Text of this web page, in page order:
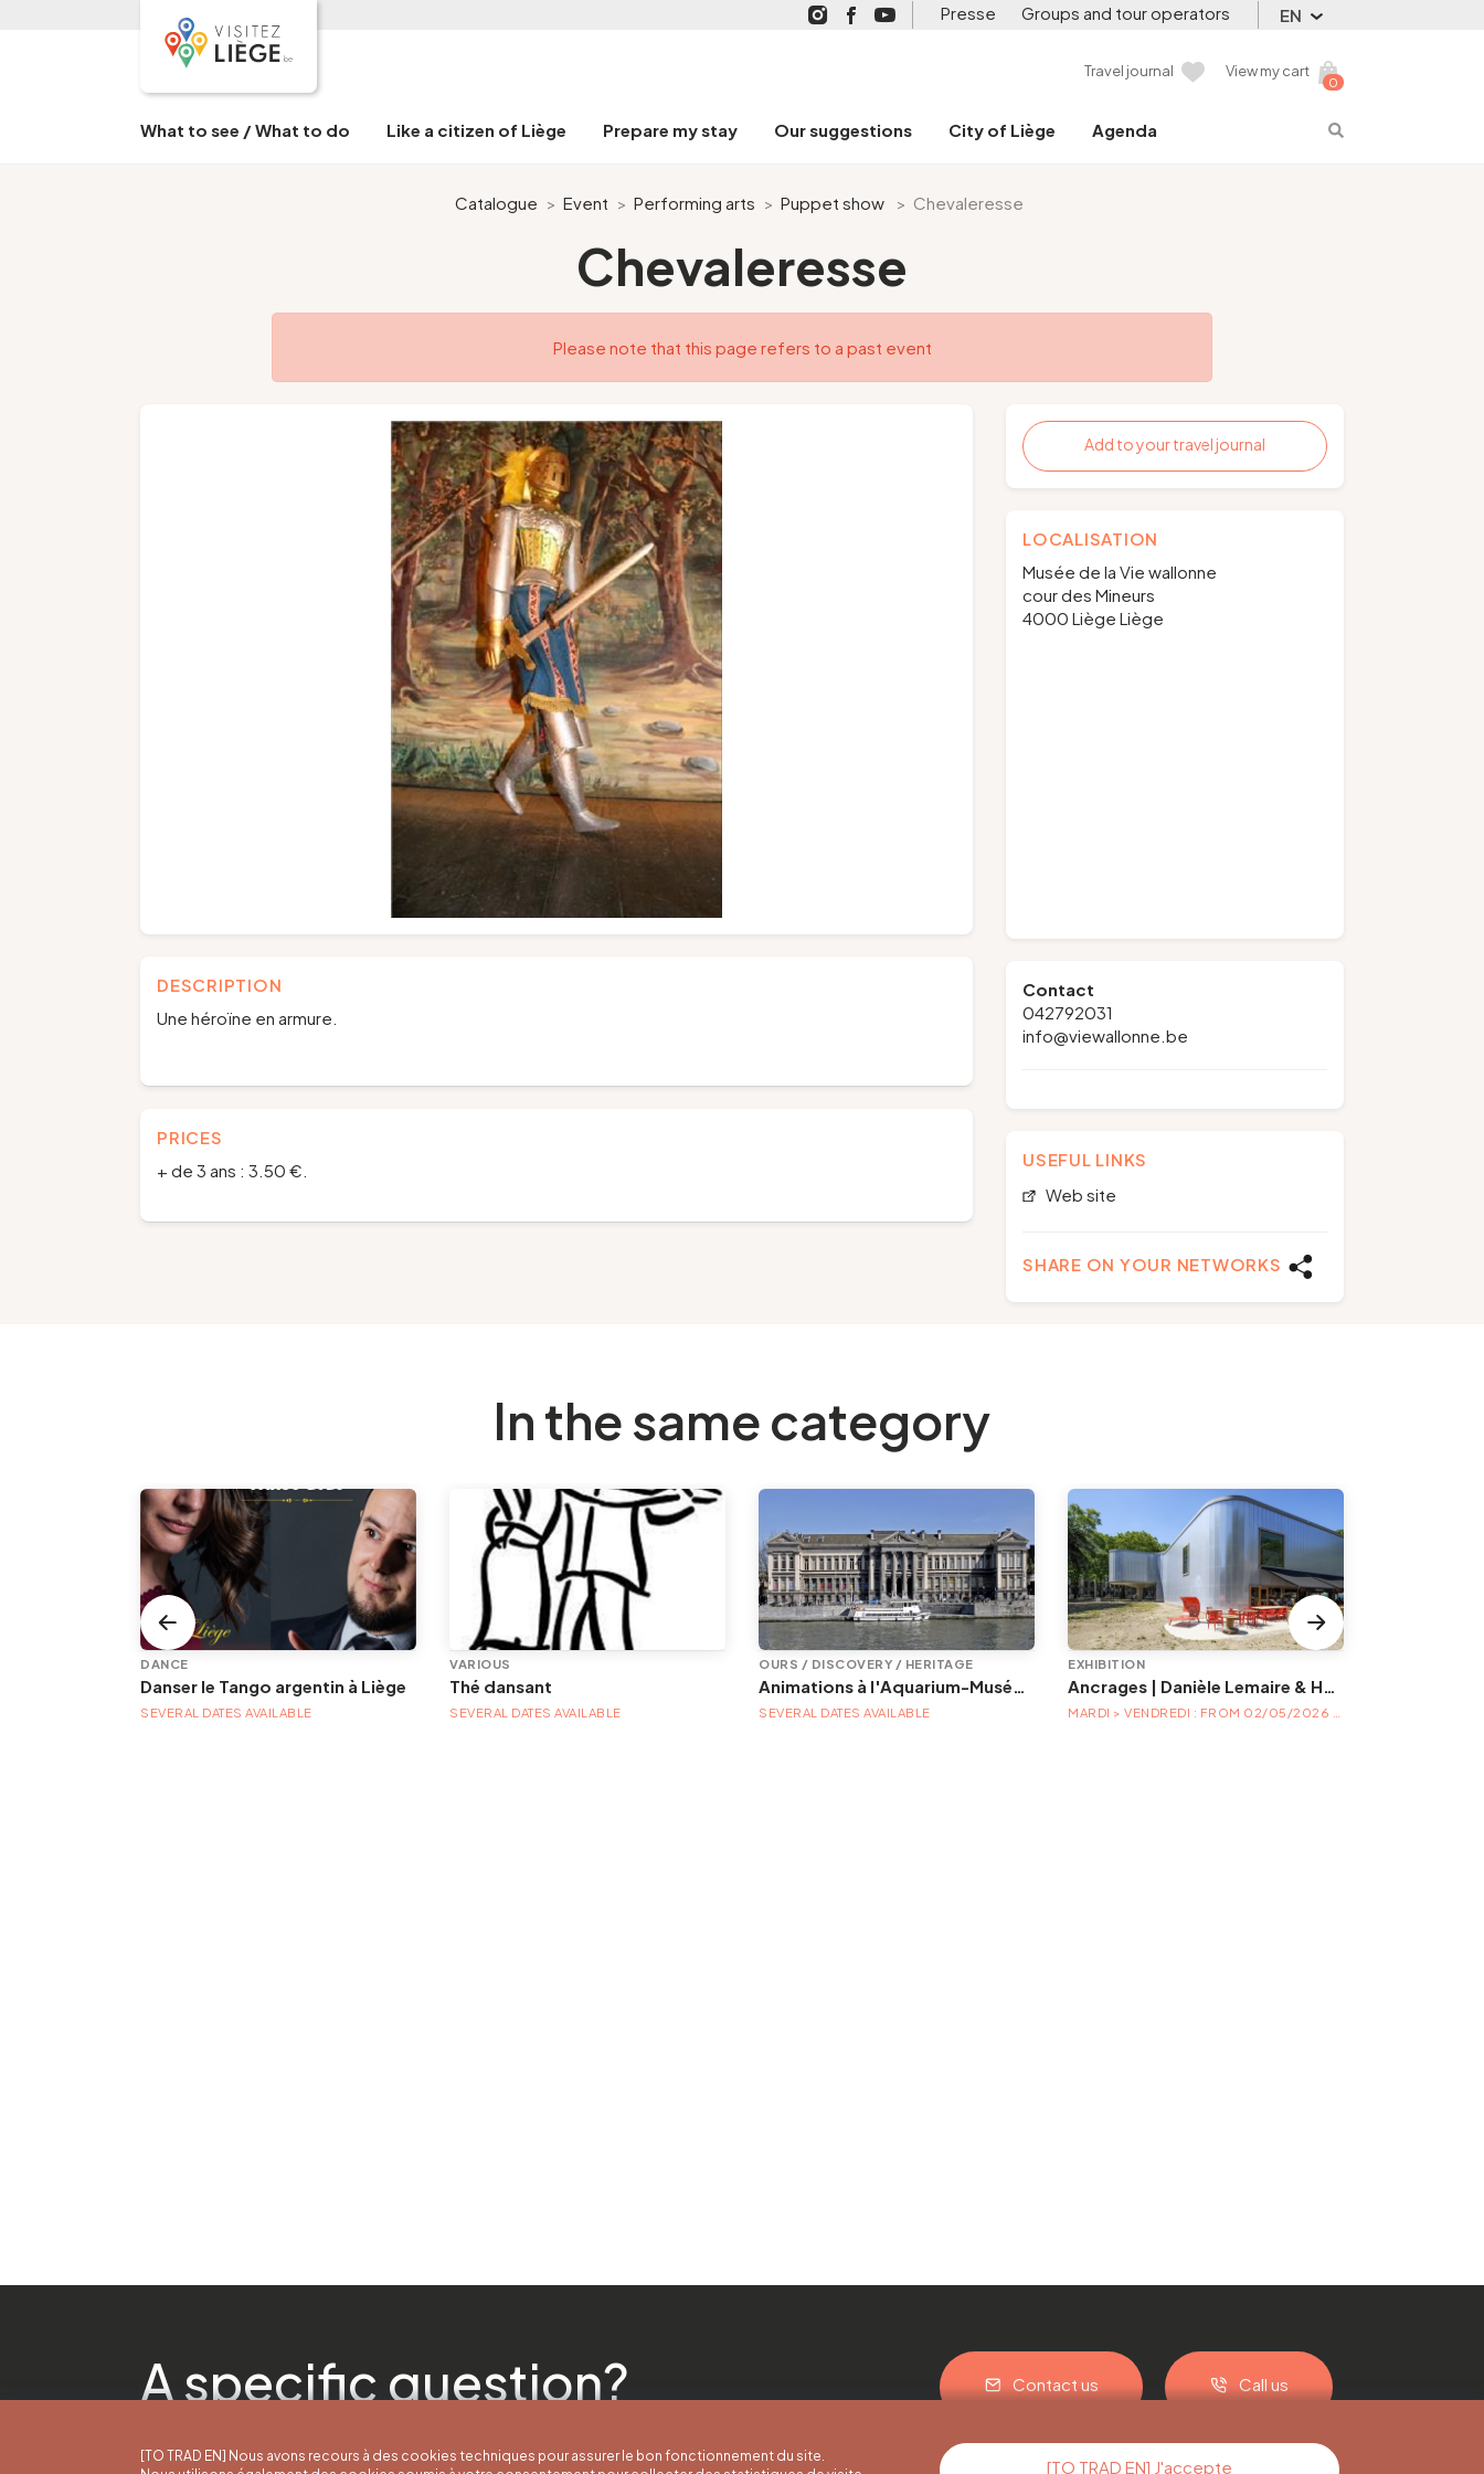
Presse Groups and tour operators EN
Travel journal
0
View my cart
What to see / What to do Like a citizen of Liège Prepare my stay Our suggestions City of Liège Agenda
Catalogue > Event > Performing arts > Puppet show > Chevaleresse
Chevaleresse
Please note that this page refers to a past event
DESCRIPTION
Une héroïne en armure.
PRICES
+ de 3 ans : 3.50 €.
Add to your travel journal
LOCALISATION
Musée de la Vie wallonne
cour des Mineurs
4000 Liège Liège
Contact
042792031
info@viewallonne.be
USEFUL LINKS
Web site
SHARE ON YOUR NETWORKS
In the same category
DANCE
Danser le Tango argentin à Liège
SEVERAL DATES AVAILABLE
VARIOUS
Thé dansant
SEVERAL DATES AVAILABLE
OURS / DISCOVERY / HERITAGE
Animations à l'Aquarium-Muséum
SEVERAL DATES AVAILABLE
EXHIBITION
Ancrages | Danièle Lemaire & Hélène Locoge au Trinkhall museum
A specific question? Contact us Call us
[TO TRAD EN] Nous avons recours à des cookies techniques pour assurer le bon fonctionnement du site.
[TO TRAD EN] J'accepte